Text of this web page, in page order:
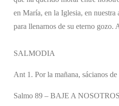
en María, en la Iglesia, en nuestra
para llenarnos de su eterno gozo.
SALMODIA
Ant 1. Por la mañana, sácianos
Salmo 89 – BAJE A